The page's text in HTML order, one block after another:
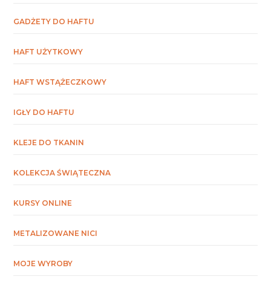
GADŻETY DO HAFTU
HAFT UŻYTKOWY
HAFT WSTĄŻECZKOWY
IGŁY DO HAFTU
KLEJE DO TKANIN
KOLEKCJA ŚWIĄTECZNA
KURSY ONLINE
METALIZOWANE NICI
MOJE WYROBY